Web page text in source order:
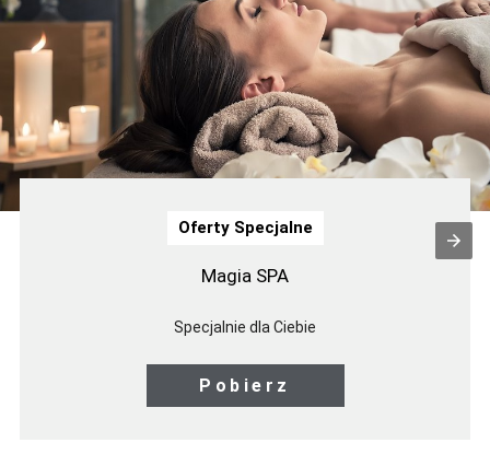
Oferty Specjalne
Magia SPA
Specjalnie dla Ciebie
Pobierz